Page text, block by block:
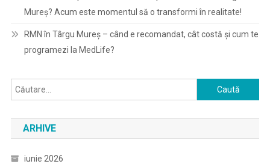
Mureș? Acum este momentul să o transformi în realitate!
RMN în Târgu Mureș – când e recomandat, cât costă și cum te
programezi la MedLife?
Caută
după:
ARHIVE
iunie 2026